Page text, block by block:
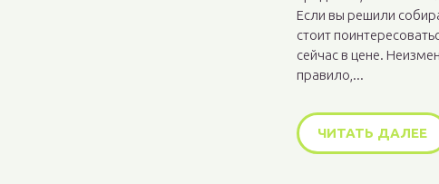
Если вы решили
стоит
сейчас в цене.
правило,...
ЧИТАТЬ ДАЛЕЕ